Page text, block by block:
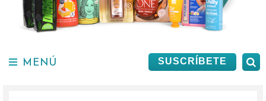
SUSCRÍBETE
MENÚ